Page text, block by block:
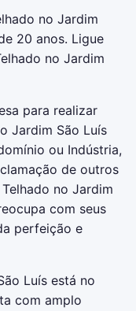
no Jardim
20 anos. Ligue
no Jardim
para realizar
Jardim São Luís
ou Indústria,
de outros
no Jardim
com seus
perfeição e
Luís está no
com amplo